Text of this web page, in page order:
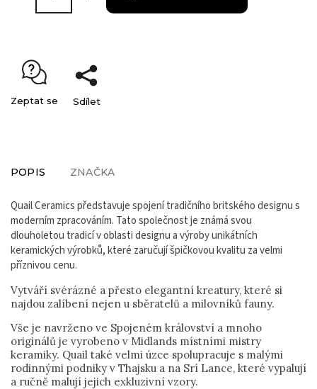
Zeptat se Sdílet
POPIS ZNAČKA
Quail Ceramics představuje spojení tradičního britského designu s
moderním zpracováním. Tato společnost je známá svou
dlouholetou tradicí v oblasti designu a výroby unikátních
keramických výrobků, které zaručují špičkovou kvalitu za velmi
příznivou cenu.
Vytváří svérázné a přesto elegantní kreatury, které si
najdou zalíbení nejen u sběratelů a milovníků fauny.
Vše je navrženo ve Spojeném království a mnoho
originálů je vyrobeno v Midlands místními mistry
keramiky. Quail také velmi úzce spolupracuje s malými
rodinnými podniky v Thajsku a na Srí Lance, které vypalují
a ručně malují jejich exkluzivní vzory.